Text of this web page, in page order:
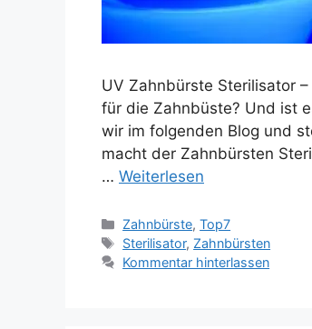
UV Zahnbürste Sterilisator
für die Zahnbüste? Und ist
wir im folgenden Blog und
macht der Zahnbürsten
… Weiterlesen
Kategorien
Zahnbürste,Top7
Schlagwörter
Sterilisator, Zahnbürsten
Kommentar hinterlassen